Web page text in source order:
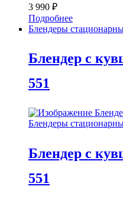
3 990 ₽
Подробнее
Блендеры
Блендер с
551
Блендеры
Блендер с
551